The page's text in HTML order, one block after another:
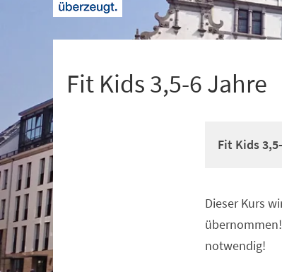
Fit Kids 3,5-6 Jahre
Fit Kids
Dieser Kurs
notwendig!